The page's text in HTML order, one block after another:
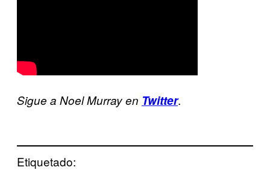
Sigue a Noel Murray en Twitter.
Etiquetado: